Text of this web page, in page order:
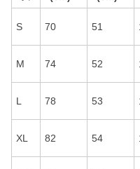
S 70 51
M 74 52
L 78 53
XL 82 54